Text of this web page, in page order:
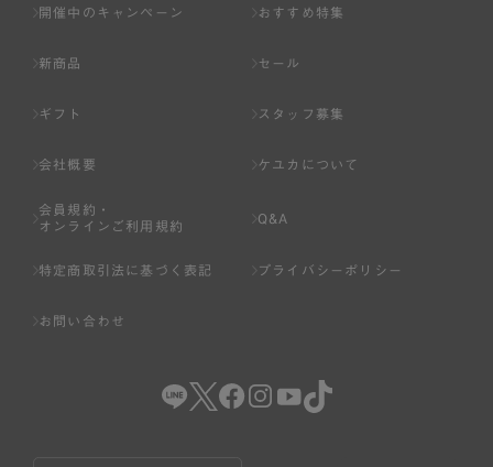
開催中のキャンペーン おすすめ特集
新商品 セール
ギフト スタッフ募集
会社概要 ケユカについて
会員規約・
オンラインご利用規約
Q&A
特定商取引法に基づく表記 プライバシーポリシー
お問い合わせ